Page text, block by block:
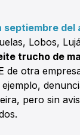
del
Lobos,
trucho de
otra
pero sin